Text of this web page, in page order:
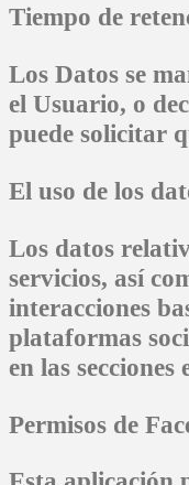
Tiempo de
Los Datos se
el Usuario, o
puede solicitar
El uso de los
Los datos
servicios, así
interacciones
plataformas
en las secciones
Permisos de